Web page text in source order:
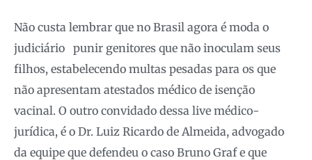
Não custa lembrar que no Brasil agora é moda o
judiciário punir genitores que não inoculam seus
filhos, estabelecendo multas pesadas para os que
não apresentam atestados médico de isenção
vacinal. O outro convidado dessa live médico-
jurídica, é o Dr. Luiz Ricardo de Almeida, advogado
da equipe que defendeu o caso Bruno Graf e que